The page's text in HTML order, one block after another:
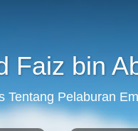
Faiz bin
Tentang Pelaburan